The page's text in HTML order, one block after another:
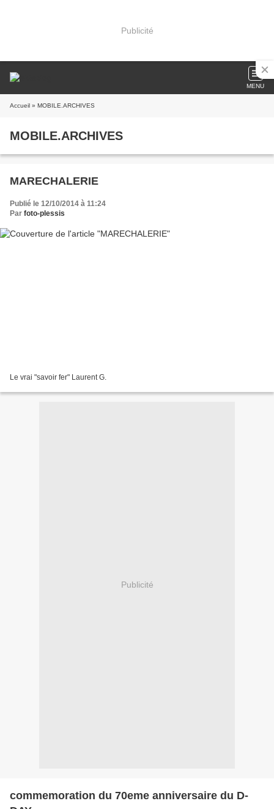
Publicité
MENU
Accueil » MOBILE.ARCHIVES
MOBILE.ARCHIVES
MARECHALERIE
Publié le 12/10/2014 à 11:24
Par foto-plessis
Le vrai "savoir fer" Laurent G.
Publicité
commemoration du 70eme anniversaire du D-